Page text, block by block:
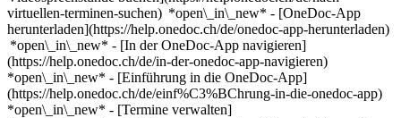
virtuellen-terminen-suchen) *open\_in\_new* - [OneDoc-App
herunterladen](https://help.onedoc.ch/de/onedoc-app-herunterladen)
*open\_in\_new* - [In der OneDoc-App navigieren]
(https://help.onedoc.ch/de/in-der-onedoc-app-navigieren)
*open\_in\_new* - [Einführung in die OneDoc-App]
(https://help.onedoc.ch/de/einf%C3%BChrung-in-die-onedoc-app)
*open\_in\_new* - [Termine verwalten](https://help.onedoc.ch/de/termine-verwalten) *open\_in\_new* - [Termine absagen](https://help.onedoc.ch/de/online-gebuchte-termine-absagen) *open\_in\_new* - [Ich erhalte keine Terminbestätigung](https://help.onedoc.ch/de/ich-erhalte-keine-terminbest%C3%A4tigung) *open\_in\_new* [Alle unsere Artikel anzeigen *open\_in\_new*](https://help.onedoc.ch/de/) close ## Ihre Suche bearbeiten ![Haus mit Pluszeichen, das anzeigt, dass eine Konsultation vor Ort möglich ist](https://www.onedoc.ch/assets/images/icons/on-site.svg) Vor Ort ![Kamera mit Play-Symbol, die anzeigt, dass eine Konsultation per Video aus der Ferne möglich ist](https://www.onedoc.ch/assets/images/icons/remote.svg) Virtuell Suche #### Fachrichtung #### Gesundheitsfachperson #### Einrichtung edit Kardiologe in Ilanz/Glion tune Filter Neue Patienten*keyboard\_arrow\_down* - Zugelassen*check\_circle* Gesprochene Sprachen*keyboard\_arrow\_down* - Deutsch*check\_circle* - Englisch*check\_circle* - Französisch*check\_circle* - Italienisch*check\_circle* Geschlecht*keyboard\_arrow\_down* - Weiblich*check\_circle* - Männlich*check\_circle* Netzwerk*keyboard\_arrow\_down* - Grisomed*check\_circle* Verfügbarkeit*keyboard\_arrow\_down* - Heute*check\_circle* - In den nächsten 3 Tagen*check\_circle* - In den nächsten 7 Tagen*check\_circle* - In den nächsten 14 Tagen*check\_circle* # Kardiologe in Ilanz/Glion: Buchen Sie heute Ihren Termin online ## 1 Ergebnis in Ilanz/Glion [![Dr. med. Uwe Scharf, Kardiologe in Ilanz/Glion](https://assets.onedoc.ch/images/users/85a1840e7db136242ede07bf44c37902407a3a83d93657b599b7c3ddc02a5a7d-small.png "Dr. med. Uwe Scharf, Kardiologe in Ilanz/Glion")](https://www.onedoc.ch/de/kardiologe/ilanz-glion/pb40t/dr-med-uwe-scharf) ### [Dr. med. Uwe Scharf](https://www.onedoc.ch/de/kardiologe/ilanz-glion/pb40t/dr-med-uwe-scharf) ![Abzeichen, das ein verifiziertes Profil kennzeichnet](https://www.onedoc.ch/assets/images/icons/checkmark.svg) Kardiologe [Arztpraxis für Herz- Kreislauf- Gefässerkrankungen und Hausarztmedizin](https://www.onedoc.ch/de/gruppenpraxis/ilanz-glion/ett0/arztpraxis-fur-herz-kreislauf-gefasserkrankungen-und-hausarztmedizin) Bahnhofstrasse 14 7130 Ilanz/Glion ![Dr. med. Uwe Scharf ist bei Grisomed angeschlossen](https://assets.onedoc.ch/images/networks/logos/5266a46f9a76a16625a37c1c7cd20a9217d9149796534c07efabbf89855d9966-small.png) ![Patient mit Pluszeichen, der anzeigt, dass neue Patienten angenommen werden](https://www.onedoc.ch/assets/images/icons/new-patients.svg)Akzeptiert neue Patienten [Termin buchen](https://www.onedoc.ch/de/kardiologe/ilanz-glion/pb40t/dr-med-uwe-scharf) Expertisen:[Langzeit-Blutdruck | 24h Blutdruckmessung](https://www.onedoc.ch/de/langzeit-blutdruck-24h-blutdruckmessung/ilanz-glion), [Abdomensonografie | Ultraschall des Bauches](https://www.onedoc.ch/de/abdomensonografie-ultraschall-des-bauches/ilanz-glion), [Gefässultraschall | Duplexsonographie | Gefässdoppler](https://www.onedoc.ch/de/gefassultraschall-duplexsonographie-gefassdoppler/ilanz-glion), [Herz-Kreislauf-Prävention | CardioCheck](https://www.onedoc.ch/de/herz-kreislauf-pravention-cardiocheck/ilanz-glion), [Messung des Blutdrucks](https://www.onedoc.ch/de/messung-des-blutdrucks/ilanz-glion), [Elektrokardiogramm (EKG)](https://www.onedoc.ch/de/elektrokardiogramm-ekg/ilanz-glion), [Arterielle Hypertonie](https://www.onedoc.ch/de/arterielle-hypertonie/ilanz-glion), [Arrhythmie](https://www.onedoc.ch/de/arrhythmie/ilanz-glion), [Echokardiografie | Herzultraschall](https://www.onedoc.ch/de/echokardiografie-herzultraschall/ilanz-glion)Mehr anzeigen *chevron\_left* Mo. 03 Aug. *chevron\_right* Mehr Termine anzeigen *error\_outline* Beim Laden der Verfügbarkeiten ist ein Fehler aufgetreten [Erneut versuchen](https://www.onedoc.ch) Expertisen:[Langzeit-Blutdruck | 24h Blutdruckmessung](https://www.onedoc.ch/de/langzeit-blutdruck-24h-blutdruckmessung/ilanz-glion), [Abdomensonografie | Ultraschall des Bauches](https://www.onedoc.ch/de/abdomensonografie-ultraschall-des-bauches/ilanz-glion), [Gefässultraschall | Duplexsonographie | Gefässdoppler](https://www.onedoc.ch/de/gefassultraschall-duplexsonographie-gefassdoppler/ilanz-glion), [Herz-Kreislauf-Prävention | CardioCheck](https://www.onedoc.ch/de/herz-kreislauf-pravention-cardiocheck/ilanz-glion), [Messung des Blutdrucks](https://www.onedoc.ch/de/messung-des-blutdrucks/ilanz-glion), [Elektrokardiogramm (EKG)](https://www.onedoc.ch/de/elektrokardiogramm-ekg/ilanz-glion), [Arterielle Hypertonie](https://www.onedoc.ch/de/arterielle-hypertonie/ilanz-glion), [Arrhythmie](https://www.onedoc.ch/de/arrhythmie/ilanz-glion), [Echokardiografie | Herzultraschall](https://www.onedoc.ch/de/echokardiografie-herzultraschall/ilanz-glion)Mehr anzeigen ## __Kardiologen__: Andere Gesundheitsfachpersonen empfangen Patienten in der Umgebung von __Ilanz/Glion__ ### [Dr. Mirlind Kastrati](https://www.onedoc.ch/de/kardiologe/ilanz/pbxpf/dr-mirlind-kastrati) [Kardiologe](https://www.onedoc.ch/de/kardiologe/ilanz) [Regionalspital Surselva - Kardiologie](https://www.onedoc.ch/de/spital/ilanz/ezt0/regionalspital-surselva-kardiologie) Spitalstrasse 6 7130 Ilanz [Profil ansehen](https://www.onedoc.ch/de/kardiologe/ilanz/pbxpf/dr-mirlind-kastrati) ### [Dr. Jan Signorell](https://www.onedoc.ch/de/kardiologe/thusis/ptu4/dr-jan-signorell) [Kardiologe](https://www.onedoc.ch/de/kardiologe/thusis) [Spital Thusis - Kardiologie](https://www.onedoc.ch/de/spital/thusis/em3d/spital-thusis-kardiologie) Alte Strasse 31 7430 Thusis [Profil ansehen](https://www.onedoc.ch/de/kardiologe/thusis/ptu4/dr-jan-signorell) #### Sind Sie ein Arzt oder Therapeut und erscheinen nicht in den Suchergebnissen? Kontaktieren Sie uns, um Ihre Praxis anzeigen zu lassen. [Praxis anzeigen lassen](https://info.onedoc.ch/de/) 1. [OneDoc](https://www.onedoc.ch/de/)/ 2. [Kardiologe](https://www.onedoc.ch/de/kardiologe)/ 3. [Kanton Graubünden](https://www.onedoc.ch/de/kardiologe/kanton-graubunden)/ 4. Ilanz/Glion *keyboard\_arrow\_right* ## Wann sollte man eine:n Kardiolog:in aufsuchen? Es ist ratsam, eine:n Kardiolog:in aufzusuchen, wenn Sie Symptome wie unregelmässigen Herzschlag, Brustschmerzen oder Atemnot bemerken. Auch bei bekannten Herz-Kreislauf-Erkrankungen wie Arterielle Hypertonie oder Arrhythmie ist eine fachärztliche Abklärung wichtig. Eine [Behandlung von Bluthochdruck](https://www.onedoc.ch/de/arterielle-hypertonie) oder eine [Abklärung von Herzrhythmusstörungen](https://www.onedoc.ch/de/arrhythmie) kann helfen, schwerwiegende Komplikationen zu vermeiden. *keyboard\_arrow\_right* ## Wie lange dauert eine Echokardiografie? Eine Echokardiografie, auch Herzultraschall genannt, dauert in der Regel etwa 30 bis 60 Minuten. Während der Untersuchung wird ein Schallkopf auf die Brust aufgesetzt, um Bilder des Herzens zu erzeugen. Diese Bilder helfen der Fachperson, die Herzstruktur und -funktion zu beurteilen. *keyboard\_arrow\_right* ## Wie läuft ein Belastungstest ab? Ein Belastungstest, auch Ergometrie genannt, beginnt mit einer Ruhephase, in der Ihre Herzfrequenz und Ihr Blutdruck gemessen werden. Anschliessend werden Sie gebeten, auf einem Laufband oder Ergometer zu trainieren, während die Herzaktivität überwacht wird. Der Test endet, wenn die maximale Belastung erreicht ist oder Symptome auftreten. Eine [Ergometrie](https://www.onedoc.ch/de/ergometrie-belastungstest-leistungstest) hilft, die Herzleistung unter Belastung zu beurteilen. *keyboard\_arrow\_right* ## Wie vereinbare ich einen Termin bei einem Kardiologen in Ilanz-Glion? Einen Termin bei einem Kardiologen in Ilanz-Glion zu vereinbaren, ist einfach über OneDoc möglich. Auf der Plattform können Sie verfügbare Fachpersonen und deren freie Termine einsehen. Kardiologische Dienstleistungen sind in der ganzen Stadt, beispielsweise in Ilanz und Castrisch, verfügbar. So können Sie bequem einen passenden Termin finden. *keyboard\_arrow\_right* ## Wird eine kardiologische Behandlung von der Schweizer Krankenversicherung (KVG) übernommen? Ja, in der Regel übernimmt die Grundversicherung (KVG) die Kosten für medizinisch notwendige kardiologische Behandlungen. Dazu gehören Untersuchungen und Behandlungen, die von einer Ärztin oder einem Arzt verordnet werden. Es ist jedoch ratsam, sich bei Ihrer Versicherung über die genauen Bedingungen zu informieren. ### Laden Sie die OneDoc-App herunter Buchen Sie online einen Termin bei einem Arzt, Zahnarzt oder Therapeuten in Ihrer Nähe in der Schweiz. Mit der OneDoc-App können Sie alle Ihre medizinischen Termine von Ihrem Handy aus verwalten, jederzeit und überall. ![QR-Code, der zum Apple App Store oder Google Play leitet, um die OneDoc Patienten-App zu laden](https://www.onedoc.ch/assets/images/download-app-qr.jpeg) Scannen Sie den QR-Code, um die App herunterzuladen [![Laden Sie unsere App im App Store herunter!](https://www.onedoc.ch/assets/images/app-store-badge-de.svg)](https://apps.apple.com/ch/app/onedoc/id1592376413?l=fr)[![Laden Sie unsere App im Google Play Store herunter!](https://www.onedoc.ch/assets/images/google-play-badge-de.png)](https://play.google.com/store/apps/details?id=ch.onedoc.patient&hl=fr-CH) *keyboard\_arrow\_right* ## Nach Expertise filtern [Herz-Kreislauf-Prävention | CardioCheck in Ilanz/Glion](https://www.onedoc.ch/de/herz-kreislauf-pravention-cardiocheck/ilanz-glion)[Arrhythmie in Ilanz/Glion](https://www.onedoc.ch/de/arrhythmie/ilanz-glion)[Vorsorgeuntersuchung | Check up in Ilanz/Glion](https://www.onedoc.ch/de/vorsorgeuntersuchung-check-up/ilanz-glion)[Diabetes in Ilanz/Glion](https://www.onedoc.ch/de/diabetes/ilanz-glion)[Echokardiografie | Herzultraschall in Ilanz/Glion](https://www.onedoc.ch/de/echokardiografie-herzultraschall/ilanz-glion)[Elektrokardiogramm (EKG) in Ilanz/Glion](https://www.onedoc.ch/de/elektrokardiogramm-ekg/ilanz-glion)[Arterielle Hypertonie in Ilanz/Glion](https://www.onedoc.ch/de/arterie